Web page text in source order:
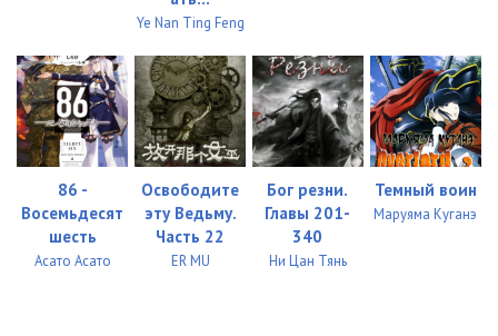
Ye Nan Ting Feng
86 -
Восемьдесят
шесть
Асато Асато
Освободите
эту Ведьму.
Часть 22
ER MU
Бог резни.
Главы 201-
340
Ни Цан Тянь
Темный воин
Маруяма Куганэ